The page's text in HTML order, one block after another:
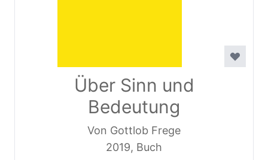
Über Sinn und
Bedeutung
Von Gottlob Frege
2019, Buch